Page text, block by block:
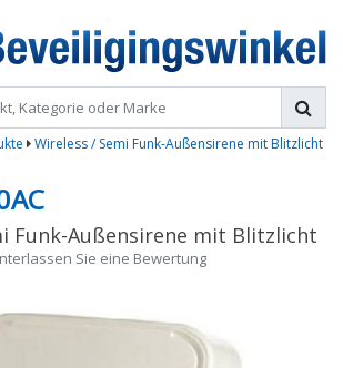
Wireless / Semi Funk-Außensirene mit Blitzlicht
Funk-Außensirene mit Blitzlicht
Sie eine Bewertung